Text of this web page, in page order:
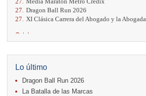
27. Dragon Ball Run 2026
27.
XI Clásica Carrera del Abogado y la Abogada
Octubre
04. San Carlos Rosa
04.
Relevos Tres Ríos
04. Kilómetros Rosa
11. Run In The City
17. Caribe Paradise Run
Lo último
Dragon Ball Run 2026
La Batalla de las Marcas